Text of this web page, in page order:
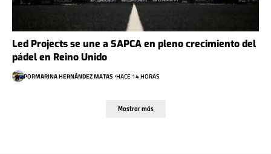
Led Projects se une a SAPCA en pleno crecimiento del
pádel en Reino Unido
PORMARINA HERNÁNDEZ MATAS HACE 14 HORAS
Mostrar más